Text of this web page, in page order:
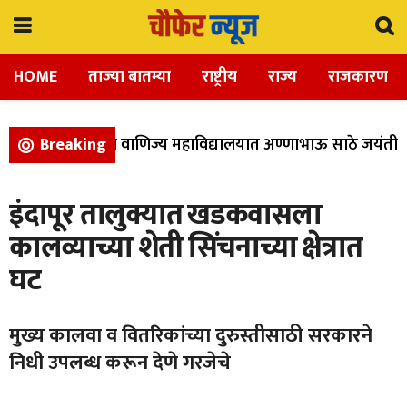
HOME ताज्या बातम्या राष्ट्रीय राज्य राजकारण
Breaking
विज्ञान, आणि वाणिज्य महाविद्यालयात अण्णाभाऊ साठे जयंती
इंदापूर तालुक्यात खडकवासला
कालव्याच्या शेती सिंचनाच्या क्षेत्रात
घट
मुख्य कालवा व वितरिकांच्या दुरुस्तीसाठी सरकारने
निधी उपलब्ध करून देणे गरजेचे